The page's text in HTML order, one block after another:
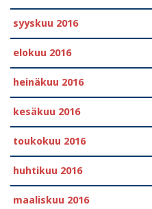
syyskuu 2016
elokuu 2016
heinäkuu 2016
kesäkuu 2016
toukokuu 2016
huhtikuu 2016
maaliskuu 2016